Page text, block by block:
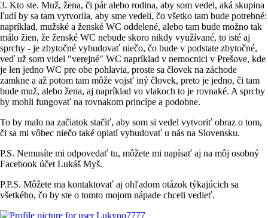
3. Kto ste. Muž, žena, či pár alebo rodina, aby som vedel, aká skupina
ľudí by sa tam vytvorila, aby sme vedeli, čo všetko tam bude potrebné:
napríklad, mužské a ženské WC oddelené, alebo tam bude možno tak
málo žien, že ženské WC nebude skoro nikdy využívané, to isté aj
sprchy - je zbytočné vybudovať niečo, čo bude v podstate zbytočné,
veď už som videl "verejné" WC napríklad v nemocnici v Prešove, kde
je len jedno WC pre obe pohlavia, proste sa človek na záchode
zamkne a až potom tam môže vojsť iný človek, preto je jedno, či tam
bude muž, alebo žena, aj napríklad vo vlakoch to je rovnaké. A sprchy
by mohli fungovať na rovnakom princípe a podobne.
To by malo na začiatok stačiť, aby som si vedel vytvoriť obraz o tom,
či sa mi vôbec niečo také oplatí vybudovať u nás na Slovensku.
P.S. Nemusíte mi odpovedať tu, môžete mi napísať aj na môj osobný
Facebook účet Lukáš Myš.
P.P.S. Môžete ma kontaktovať aj ohľadom otázok týkajúcich sa
všetkého, čo by ste o tomto mojom nápade chceli vedieť.